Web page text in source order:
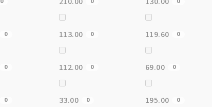
0 113.00 0 119.60 0
0 112.00 0 69.00 0
0 33.00 0 195.00 0